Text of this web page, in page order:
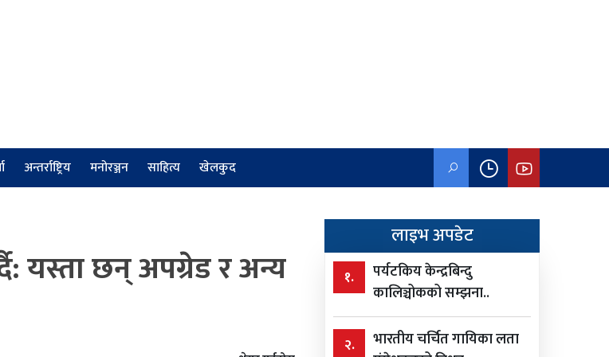
अन्तर्राष्ट्रिय मनोरञ्जन साहित्य खेलकुद
छन् अपग्रेड र अन्य
लाइभ अपडेट
१.
पर्यटकिय केन्द्रबिन्दु
कालिञ्चोकको सम्झना..
२.
भारतीय चर्चित गायिका लता